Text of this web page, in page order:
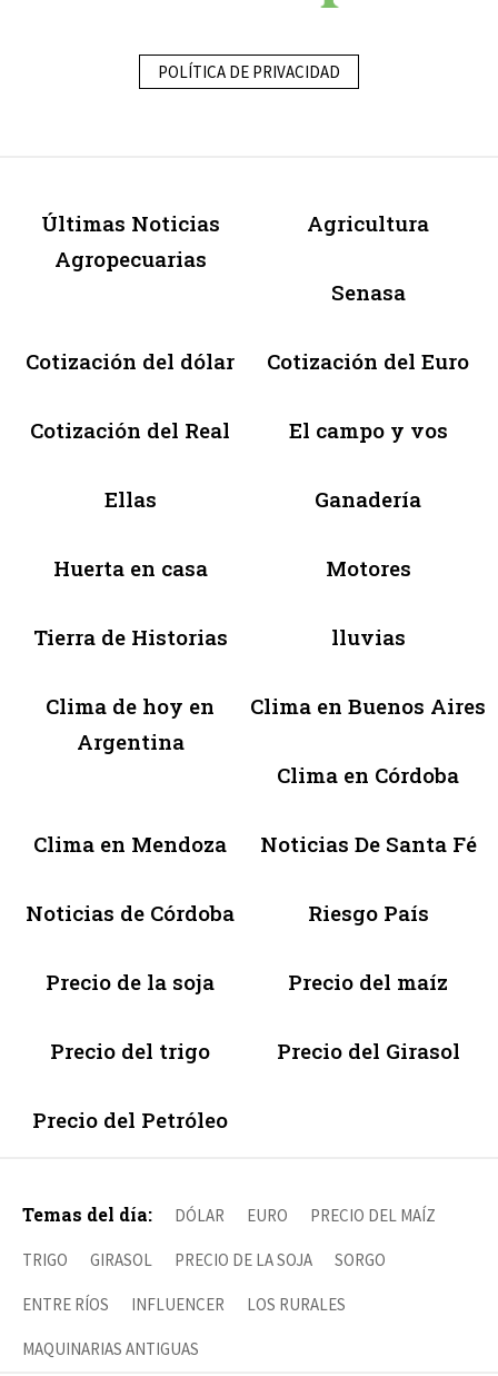
POLÍTICA DE PRIVACIDAD
Últimas Noticias
Agropecuarias
Agricultura
Senasa
Cotización del dólar Cotización del Euro
Cotización del Real El campo y vos
Ellas Ganadería
Huerta en casa Motores
Tierra de Historias lluvias
Clima de hoy en
Argentina
Clima en Buenos Aires
Clima en Córdoba
Clima en Mendoza Noticias De Santa Fé
Noticias de Córdoba Riesgo País
Precio de la soja Precio del maíz
Precio del trigo Precio del Girasol
Precio del Petróleo
Temas del día: DÓLAR EURO PRECIO DEL MAÍZ
TRIGO GIRASOL PRECIO DE LA SOJA SORGO
ENTRE RÍOS INFLUENCER LOS RURALES
MAQUINARIAS ANTIGUAS